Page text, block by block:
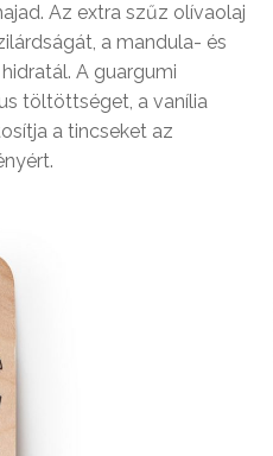
Az extra szűz olívaolaj
a mandula- és
A guargumi
töltöttséget, a vanília
a tincseket az